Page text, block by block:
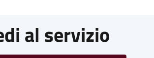
al servizio